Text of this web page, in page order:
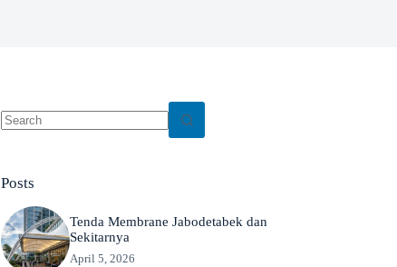
Posts
Tenda Membrane Jabodetabek dan
Sekitarnya
April 5, 2026